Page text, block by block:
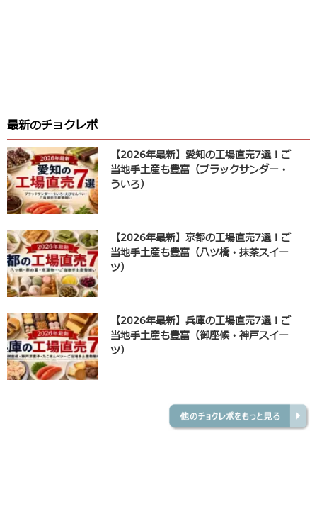
最新のチョクレポ
【2026年最新】愛知の工場直売7選！ご
当地手土産も豊富（ブラックサンダー・
ういろ）
【2026年最新】京都の工場直売7選！ご
当地手土産も豊富（八ツ橋・抹茶スイー
ツ）
【2026年最新】兵庫の工場直売7選！ご
当地手土産も豊富（御座候・神戸スイー
ツ）